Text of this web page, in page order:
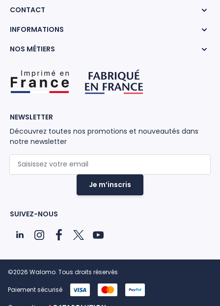
CONTACT
INFORMATIONS
NOS MÉTIERS
NEWSLETTER
Découvrez toutes nos promotions et nouveautés dans
notre newsletter
Je m’inscris
SUIVEZ-NOUS
©2026 Walomo. Tous droits réservés
Paiement sécurisé